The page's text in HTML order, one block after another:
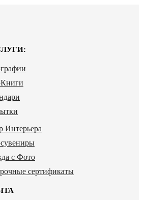
Интерьера
с Фото
сертификаты